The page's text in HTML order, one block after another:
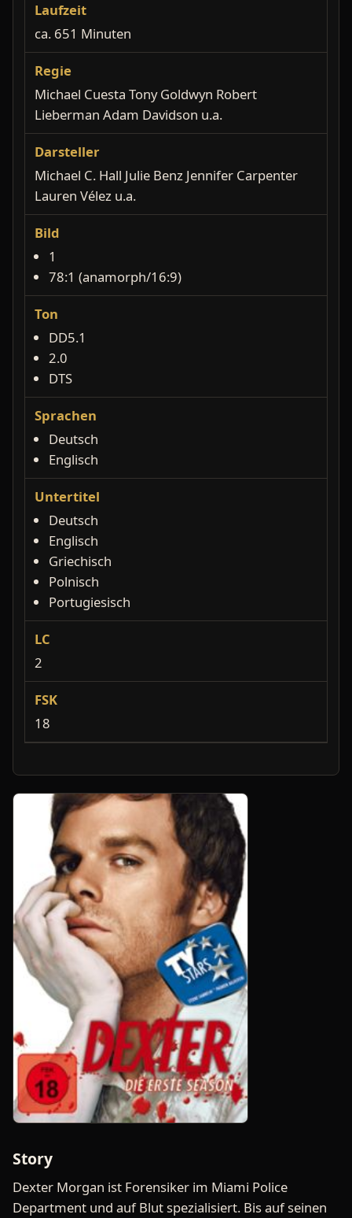
Laufzeit
ca. 651 Minuten
Regie
Michael Cuesta Tony Goldwyn Robert
Lieberman Adam Davidson u.a.
Darsteller
Michael C. Hall Julie Benz Jennifer Carpenter
Lauren Vélez u.a.
Bild
1
78:1 (anamorph/16:9)
Ton
DD5.1
2.0
DTS
Sprachen
Deutsch
Englisch
Untertitel
Deutsch
Englisch
Griechisch
Polnisch
Portugiesisch
LC
2
FSK
18
Story
Dexter Morgan ist Forensiker im Miami Police
Department und auf Blut spezialisiert. Bis auf seinen